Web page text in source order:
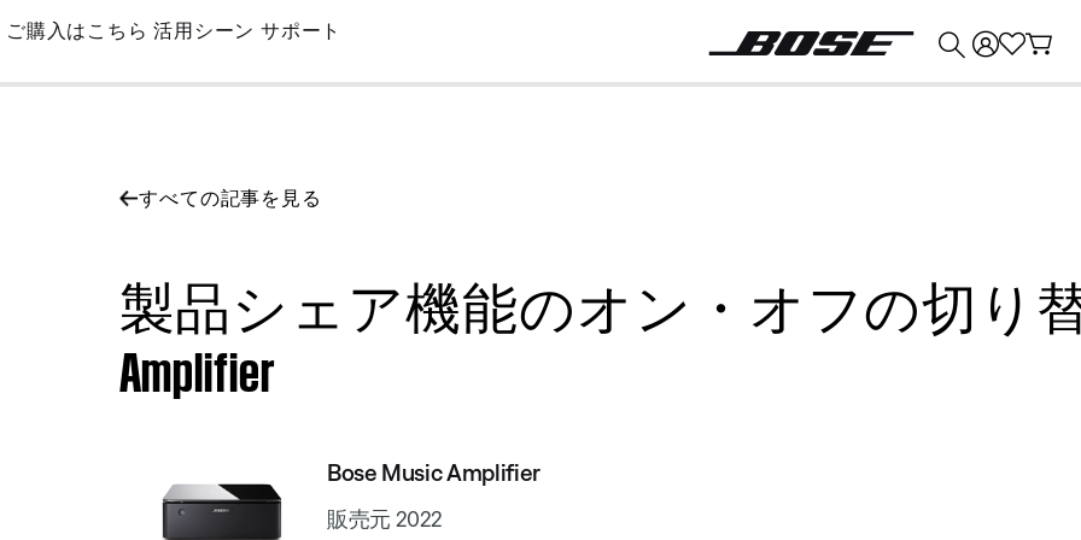
Skip
Main
ご購入はこちら 活用シーン サポート
すべての記事を見る
製品シェア機能のオン・オフの切り替
Amplifier
Bose Music Amplifier
販売元 2022